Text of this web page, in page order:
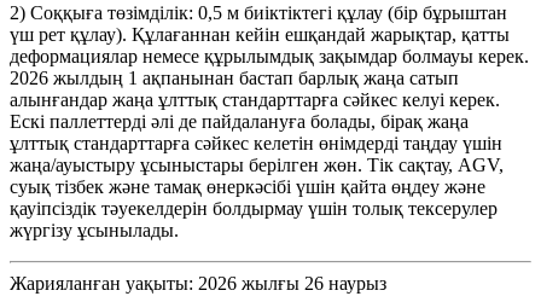
2) Соққыға төзімділік: 0,5 м биіктіктегі құлау (бір бұрыштан
үш рет құлау). Құлағаннан кейін ешқандай жарықтар, қатты
деформациялар немесе құрылымдық зақымдар болмауы керек.
2026 жылдың 1 ақпанынан бастап барлық жаңа сатып
алынғандар жаңа ұлттық стандарттарға сәйкес келуі керек.
Ескі паллеттерді әлі де пайдалануға болады, бірақ жаңа
ұлттық стандарттарға сәйкес келетін өнімдерді таңдау үшін
жаңа/ауыстыру ұсыныстары берілген жөн. Тік сақтау, AGV,
суық тізбек және тамақ өнеркәсібі үшін қайта өңдеу және
қауіпсіздік тәуекелдерін болдырмау үшін толық тексерулер
жүргізу ұсынылады.
Жарияланған уақыты: 2026 жылғы 26 наурыз